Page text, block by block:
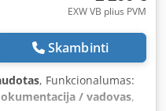
EXW VB plius PVM
Skambinti
, Funkcionalumas:
/ vadovas,